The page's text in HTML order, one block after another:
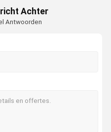
Achter
Antwoorden